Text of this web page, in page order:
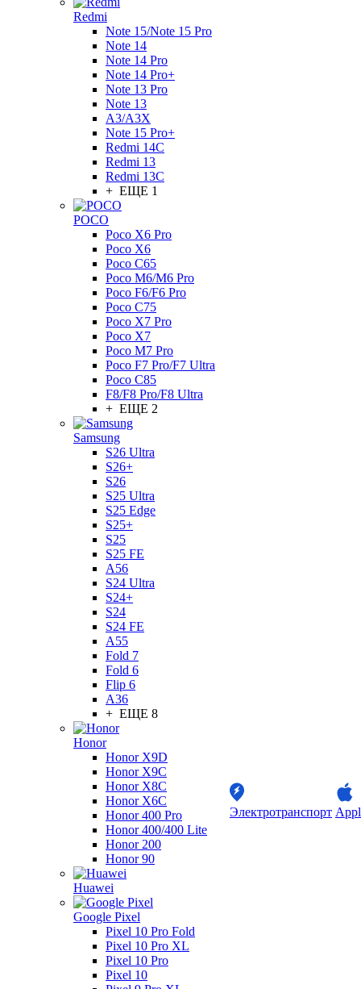
Redmi
Note 15/Note 15 Pro
Note 14
Note 14 Pro
Note 14 Pro+
Note 13 Pro
Note 13
A3/A3X
Note 15 Pro+
Redmi 14C
Redmi 13
Redmi 13C
+ ЕЩЕ 1
POCO
Poco X6 Pro
Poco X6
Poco C65
Poco M6/M6 Pro
Poco F6/F6 Pro
Poco C75
Poco X7 Pro
Poco X7
Poco M7 Pro
Poco F7 Pro/F7 Ultra
Poco C85
F8/F8 Pro/F8 Ultra
+ ЕЩЕ 2
Samsung
S26 Ultra
S26+
S26
S25 Ultra
S25 Edge
S25+
S25
S25 FE
A56
S24 Ultra
S24+
S24
S24 FE
A55
Fold 7
Fold 6
Flip 6
A36
+ ЕЩЕ 8
Honor
Honor X9D
Honor X9C
Honor X8C
Honor X6C
Honor 400 Pro
Honor 400/400 Lite
Honor 200
Honor 90
Huawei
Google Pixel
Pixel 10 Pro Fold
Pixel 10 Pro XL
Pixel 10 Pro
Pixel 10
Электротранспорт